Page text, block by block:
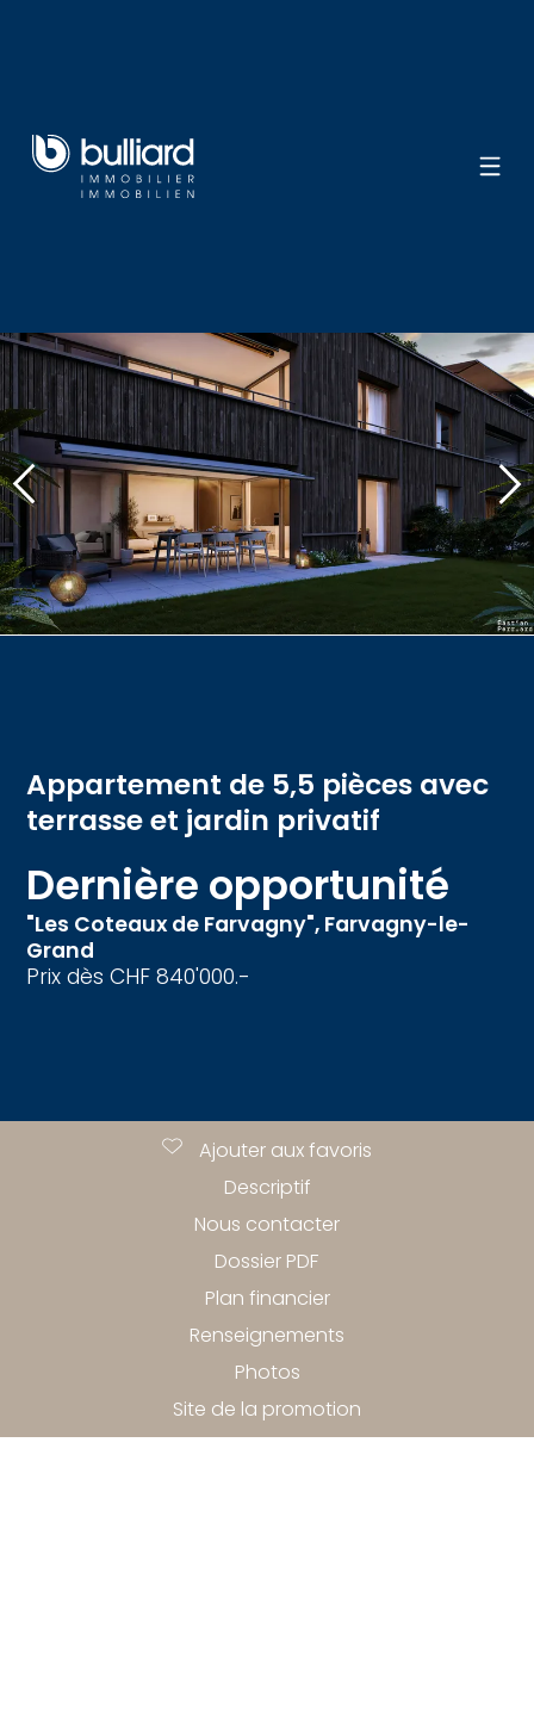
Appartement de 5,5 pièces avec
terrasse et jardin privatif
Dernière opportunité
"Les Coteaux de Farvagny", Farvagny-le-
Grand
Prix dès CHF 840'000.-
Descriptif
Nous contacter
Ajouter aux favoris
Dossier PDF
Plan financier
Renseignements
Photos
Site de la promotion